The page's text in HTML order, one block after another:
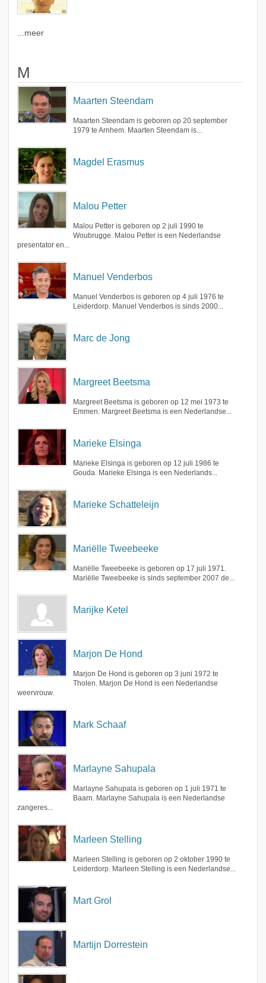
...meer
M
Maarten Steendam
Maarten Steendam is geboren op 20 september
1979 te Arnhem. Maarten Steendam is...
Magdel Erasmus
Malou Petter
Malou Petter is geboren op 2 juli 1990 te
Woubrugge. Malou Petter is een Nederlandse
presentator en...
Manuel Venderbos
Manuel Venderbos is geboren op 4 juli 1976 te
Leiderdorp. Manuel Venderbos is sinds 2000...
Marc de Jong
Margreet Beetsma
Margreet Beetsma is geboren op 12 mei 1973 te
Emmen. Margreet Beetsma is een Nederlandse...
Marieke Elsinga
Marieke Elsinga is geboren op 12 juli 1986 te
Gouda. Marieke Elsinga is een Nederlands...
Marieke Schatteleijn
Mariëlle Tweebeeke
Mariëlle Tweebeeke is geboren op 17 juli 1971.
Mariëlle Tweebeeke is sinds september 2007 de...
Marijke Ketel
Marjon De Hond
Marjon De Hond is geboren op 3 juni 1972 te
Tholen. Marjon De Hond is een Nederlandse
weervrouw.
Mark Schaaf
Marlayne Sahupala
Marlayne Sahupala is geboren op 1 juli 1971 te
Baarn. Marlayne Sahupala is een Nederlandse
zangeres...
Marleen Stelling
Marleen Stelling is geboren op 2 oktober 1990 te
Leiderdorp. Marleen Stelling is een Nederlandse...
Mart Grol
Martijn Dorrestein